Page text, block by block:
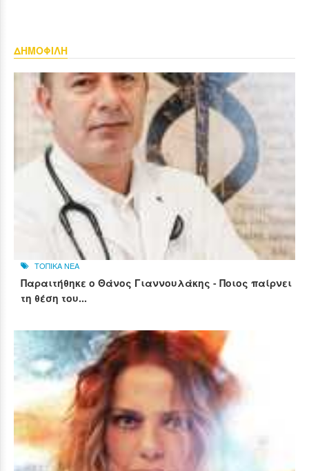
ΔΗΜΟΦΙΛΗ
ΤΟΠΙΚΑ ΝΕΑ
Παραιτήθηκε ο Θάνος Γιαννουλάκης - Ποιος παίρνει
τη θέση του...